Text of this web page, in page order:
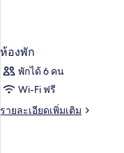
ห้องพัก
พักได้ 6 คน
Wi-Fi ฟรี
รายละเอียดเพิ่มเติม
ราย